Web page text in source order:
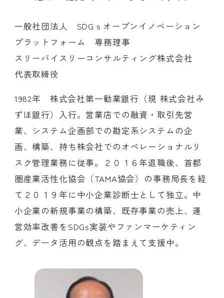
一般社団法人 SDGｓオープンイノベーション
プラットフォーム 専務理事
スリーバイスリーコンサルティング株式会社
代表取締役
1982年 株式会社第一勧業銀行（現 株式会社み
ずほ銀行）入行。営業店での融資・取引先営
業、システム企画部での勘定系システムの企
画、構築、持ち株会社でのオペレーショナルリ
スク管理業務に従事。２０１６年退職後、首都
圏産業活性化協会（TAMA協会）の事務局長を経
て２０１９年に中小企業診断士として独立。中
小企業の新規事業の構築、既存事業の売上、運
営効率改善をSDGs実装やファンマーケティン
グ、データ活用の観点を踏まえて支援中。